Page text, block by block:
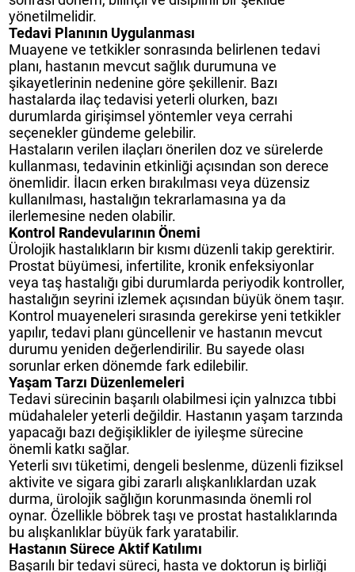
yönetilmelidir.
Tedavi Planının Uygulanması
Muayene ve tetkikler sonrasında belirlenen tedavi
planı, hastanın mevcut sağlık durumuna ve
şikayetlerinin nedenine göre şekillenir. Bazı
hastalarda ilaç tedavisi yeterli olurken, bazı
durumlarda girişimsel yöntemler veya cerrahi
seçenekler gündeme gelebilir.
Hastaların verilen ilaçları önerilen doz ve sürelerde
kullanması, tedavinin etkinliği açısından son derece
önemlidir. İlacın erken bırakılması veya düzensiz
kullanılması, hastalığın tekrarlamasına ya da
ilerlemesine neden olabilir.
Kontrol Randevularının Önemi
Ürolojik hastalıkların bir kısmı düzenli takip gerektirir.
Prostat büyümesi, infertilite, kronik enfeksiyonlar
veya taş hastalığı gibi durumlarda periyodik kontroller,
hastalığın seyrini izlemek açısından büyük önem taşır.
Kontrol muayeneleri sırasında gerekirse yeni tetkikler
yapılır, tedavi planı güncellenir ve hastanın mevcut
durumu yeniden değerlendirilir. Bu sayede olası
sorunlar erken dönemde fark edilebilir.
Yaşam Tarzı Düzenlemeleri
Tedavi sürecinin başarılı olabilmesi için yalnızca tıbbi
müdahaleler yeterli değildir. Hastanın yaşam tarzında
yapacağı bazı değişiklikler de iyileşme sürecine
önemli katkı sağlar.
Yeterli sıvı tüketimi, dengeli beslenme, düzenli fiziksel
aktivite ve sigara gibi zararlı alışkanlıklardan uzak
durma, ürolojik sağlığın korunmasında önemli rol
oynar. Özellikle böbrek taşı ve prostat hastalıklarında
bu alışkanlıklar büyük fark yaratabilir.
Hastanın Sürece Aktif Katılımı
Başarılı bir tedavi süreci, hasta ve doktorun iş birliği